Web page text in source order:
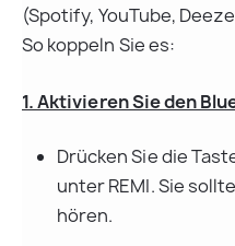
(Spotify, YouTube,
So koppeln Sie es:
1. Aktivieren Sie den
Drücken Sie die
unter REMI. Sie
hören.